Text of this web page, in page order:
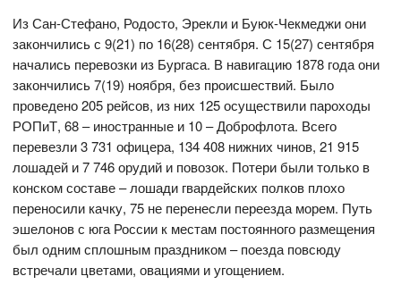
Из Сан-Стефано, Родосто, Эрекли и Буюк-Чекмеджи они
закончились с 9(21) по 16(28) сентября. С 15(27) сентября
начались перевозки из Бургаса. В навигацию 1878 года они
закончились 7(19) ноября, без происшествий. Было
проведено 205 рейсов, из них 125 осуществили пароходы
РОПиТ, 68 – иностранные и 10 – Доброфлота. Всего
перевезли 3 731 офицера, 134 408 нижних чинов, 21 915
лошадей и 7 746 орудий и повозок. Потери были только в
конском составе – лошади гвардейских полков плохо
переносили качку, 75 не перенесли переезда морем. Путь
эшелонов с юга России к местам постоянного размещения
был одним сплошным праздником – поезда повсюду
встречали цветами, овациями и угощением.